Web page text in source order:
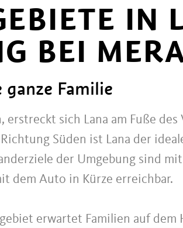
IN
BEI
Familie
erstreckt sich Lana am Fuße
Süden ist Lana der
der Umgebung sind
dem Auto in Kürze erreichbar.
erwartet Familien auf